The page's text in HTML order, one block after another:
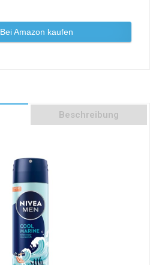
Bei Amazon kaufen
Beschreibung